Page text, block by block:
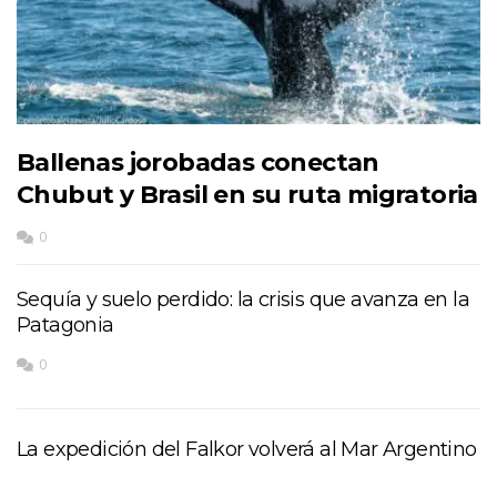
Ballenas jorobadas conectan
Chubut y Brasil en su ruta migratoria
0
Sequía y suelo perdido: la crisis que avanza en la
Patagonia
0
La expedición del Falkor volverá al Mar Argentino